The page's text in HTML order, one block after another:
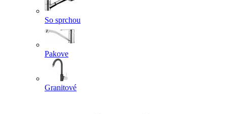
So sprchou
Pakove
Granitové